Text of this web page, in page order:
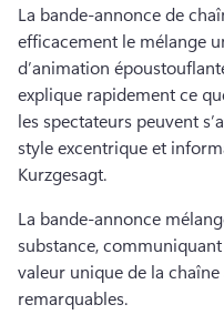
La bande-annonce de
efficacement le mélange
d’animation
explique rapidement ce
les spectateurs peuvent
style excentrique et
Kurzgesagt.
La bande-annonce
substance,
valeur unique de la
remarquables.